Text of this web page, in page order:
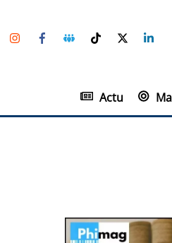
to
InstagramFacebookGroupe
Facebook
TikTokTwitter
Actu